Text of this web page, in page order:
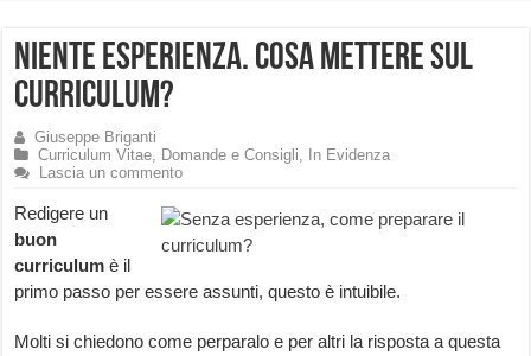
Niente esperienza. Cosa mettere sul
curriculum?
Giuseppe Briganti
Curriculum Vitae, Domande e Consigli,
In Evidenza
Lascia un commento
Redigere un
buon
curriculum è il
primo passo per essere assunti, questo è intuibile.
Molti si chiedono come perparalo e per altri la risposta a questa